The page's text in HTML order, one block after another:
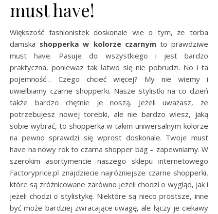
must have!
Większość fashionistek doskonale wie o tym, że torba
damska shopperka w kolorze czarnymto prawdziwe
must have. Pasuje do wszystkiego i jest bardzo
praktyczna, poniewaz tak łatwo się nie pobrudzi. No i ta
pojemność… Czego chcieć więcej? My nie wiemy i
uwielbiamy czarne shopperki. Nasze stylistki na co dzień
także bardzo chętnie je noszą. Jeżeli uważasz, że
potrzebujesz nowej torebki, ale nie bardzo wiesz, jaką
sobie wybrać, to shopperka w takim uniwersalnym kolorze
na pewno sprawdzi się wprost doskonale. Twoje must
have na nowy rok to czarna shopper bag – zapewniamy. W
szerokim asortymencie naszego sklepu internetowego
Factoryprice.pl znajdziecie najróżniejsze czarne shopperki,
które są zróżnicowane zarówno jeżeli chodzi o wygląd, jak i
jeżeli chodzi o stylistykę. Niektóre są nieco prostsze, inne
być może bardziej zwracające uwagę, ale łączy je ciekawy